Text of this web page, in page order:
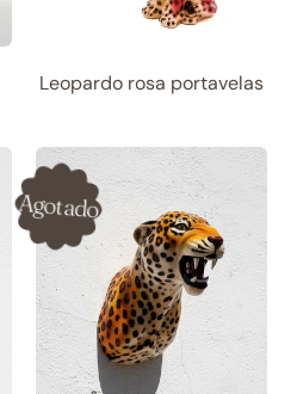
Leopardo rosa portavelas
Agotado